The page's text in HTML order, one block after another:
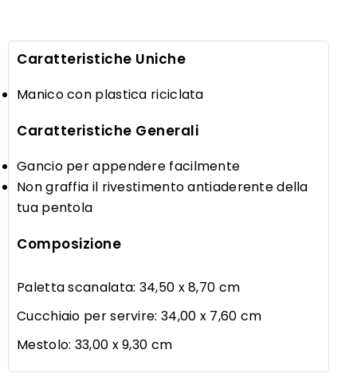
Caratteristiche Uniche
Manico con plastica riciclata
Caratteristiche Generali
Gancio per appendere facilmente
Non graffia il rivestimento antiaderente della
tua pentola
Composizione
Paletta scanalata: 34,50 x 8,70 cm
Cucchiaio per servire: 34,00 x 7,60 cm
Mestolo: 33,00 x 9,30 cm